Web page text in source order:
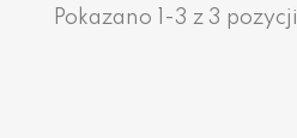
Pokazano 1-3 z 3 pozycji